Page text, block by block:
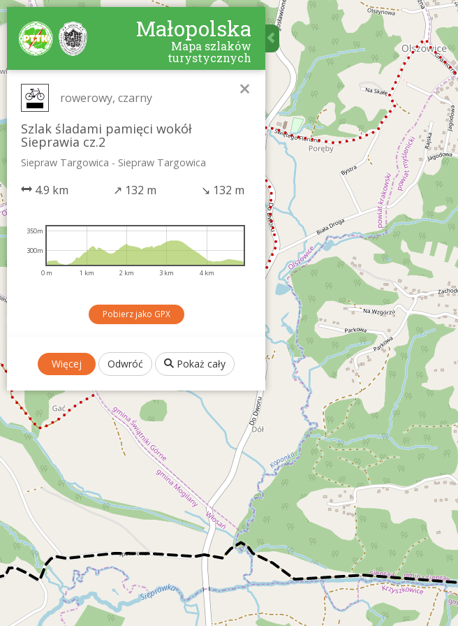
Małopolska
Mapa szlaków
turystycznych
×
rowerowy, czarny
Szlak śladami pamięci wokół
Sieprawia cz.2
Siepraw Targowica - Siepraw Targowica
4.9 km ↗ 132 m ↘ 132 m
0 m 1 km 2 km 3 km 4 km
300m
350m
Pobierz jako GPX
Więcej Odwróć Pokaż cały